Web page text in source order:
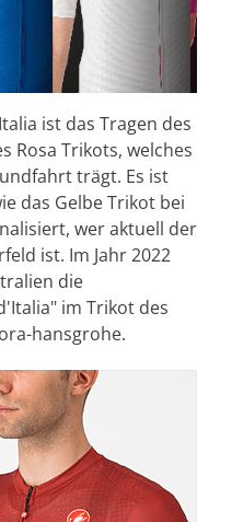
ist das Tragen des
Rosa Trikots, welches
trägt. Es ist
das Gelbe Trikot bei
wer aktuell der
ist. Im Jahr 2022
die
im Trikot des
hansgrohe.